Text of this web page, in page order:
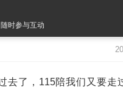
时参与互动
去了，115陪我们又要走